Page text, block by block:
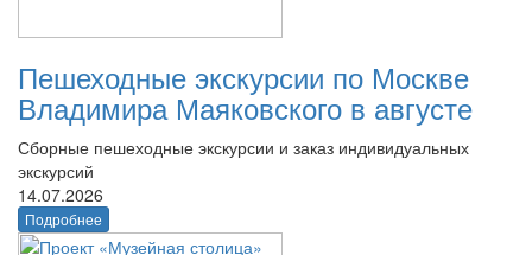
Пешеходные экскурсии по Москве
Владимира Маяковского в августе
Сборные пешеходные экскурсии и заказ индивидуальных
экскурсий
14.07.2026
Подробнее